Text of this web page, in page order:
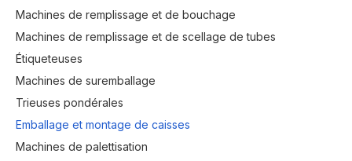
Machines de remplissage et de bouchage
Machines de remplissage et de scellage de tubes
Étiqueteuses
Machines de suremballage
Trieuses pondérales
Emballage et montage de caisses
Machines de palettisation